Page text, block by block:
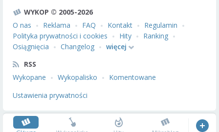
WYKOP © 2005-2026
O nas
Reklama FAQ Kontakt
Regulamin
Polityka prywatności i cookies
Hity
Ranking
Osiągnięcia
Changelog
więcej
RSS
Wykopane
Wykopalisko
Komentowane
Ustawienia prywatności